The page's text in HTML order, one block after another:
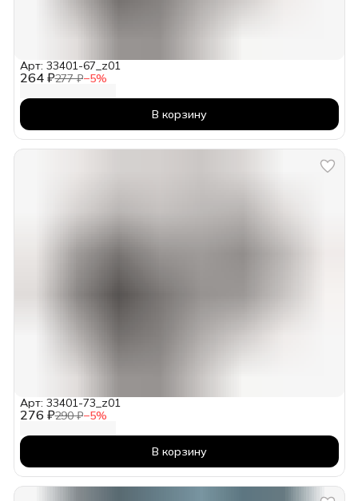
264 ₽277 ₽−5%
Арт: 33401-67_z01
В корзину
276 ₽290 ₽−5%
Арт: 33401-73_z01
В корзину